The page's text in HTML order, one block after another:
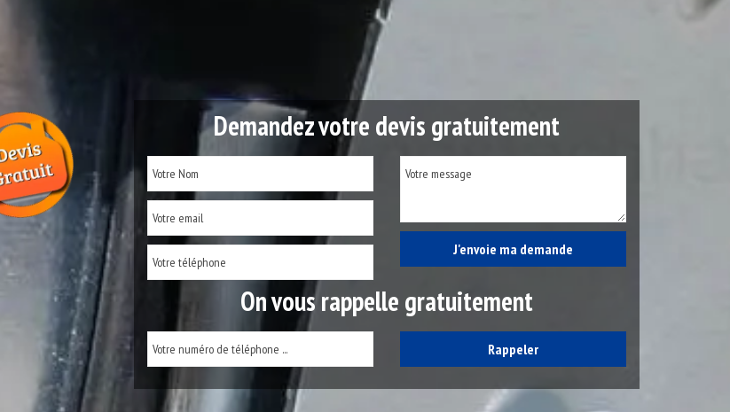
Demandez votre devis gratuitement
On vous rappelle gratuitement